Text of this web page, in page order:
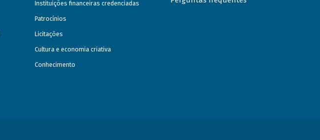
Instituições financeiras credenciadas
Patrocínios
Licitações
Cultura e economia criativa
Conhecimento